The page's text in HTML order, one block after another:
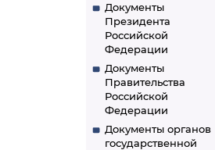
Документы
Президента
Российской
Федерации
Документы
Правительства
Российской
Федерации
Документы органов
государственной